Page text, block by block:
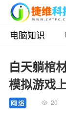
电脑知识
白天躺棺
模拟游戏
20